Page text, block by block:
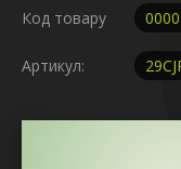
Код товару
Артикул: